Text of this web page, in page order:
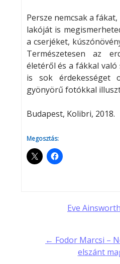
Persze nemcsak a
lakóját is
a cserjéket,
Természetesen az
életéről és a fákkal
is sok érdekességet
gyönyörű fotókkal
Budapest, Kolibri, 2018.
Megosztás:
navigation
Eve
← Fodor Marcsi –
elszánt